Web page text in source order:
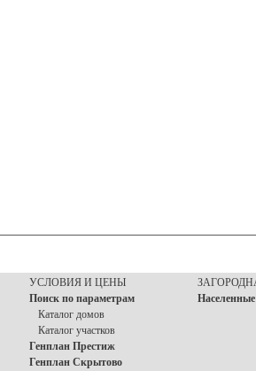
УСЛОВИЯ И ЦЕНЫ
Поиск по параметрам
Каталог домов
Каталог участков
Генплан Престиж
Генплан Скрытово